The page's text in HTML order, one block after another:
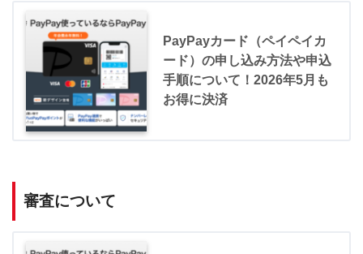
PayPayカード（ペイペイカ
ード）の申し込み方法や申込
手順について！2026年5月も
お得に決済
審査について